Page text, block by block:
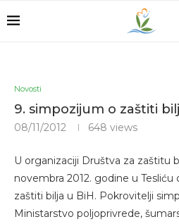
Novosti
9. simpozijum o zaštiti
08/11/2012 648 views
U organizaciji Društva za zaštitu
novembra 2012. godine u
zaštiti bilja u BiH. Pokrovitelji
Ministarstvo poljoprivrede,